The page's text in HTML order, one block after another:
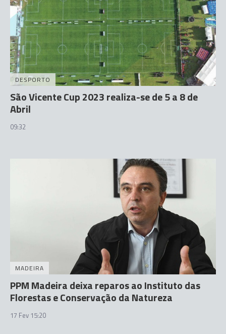
DESPORTO
São Vicente Cup 2023 realiza-se de 5 a 8 de
Abril
09:32
MADEIRA
PPM Madeira deixa reparos ao Instituto das
Florestas e Conservação da Natureza
17 Fev 15:20